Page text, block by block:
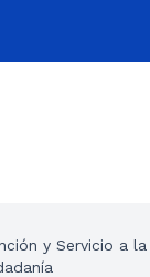
y Servicio a la